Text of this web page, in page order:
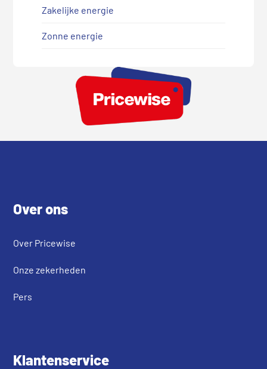
Zakelijke energie
Zonne energie
Over ons
Over Pricewise
Onze zekerheden
Pers
Klantenservice